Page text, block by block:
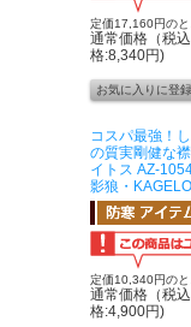
定価17,160円のと
通常価格（税込
格:8,340円)
コスパ最強！
の質実剛健な
イトス AZ-
影狼・
定価10,340円のと
通常価格（税込
格:4,900円)